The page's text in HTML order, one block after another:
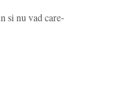
si nu vad care-